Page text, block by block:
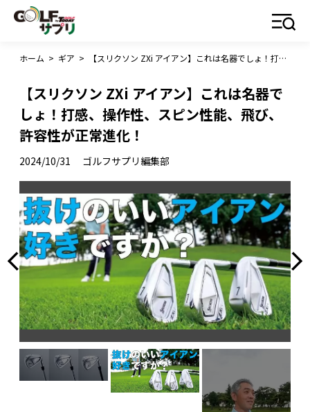
ホーム > ギア > 【スリクソン ZXi アイアン】これは名器でしょ！打感、操作性、スピン性能、飛び、許容性が正常進化！
【スリクソン ZXi アイアン】これは名器で
しょ！打感、操作性、スピン性能、飛び、
許容性が正常進化！
2024/10/31 ゴルフサプリ編集部